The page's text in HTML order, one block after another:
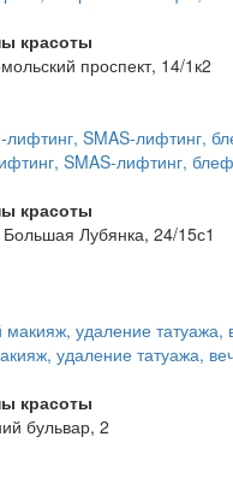
красоты
проспект, 14/1к2
SMAS-лифтинг,
красоты
Лубянка, 24/15с1
удаление татуажа,
красоты
бульвар, 2